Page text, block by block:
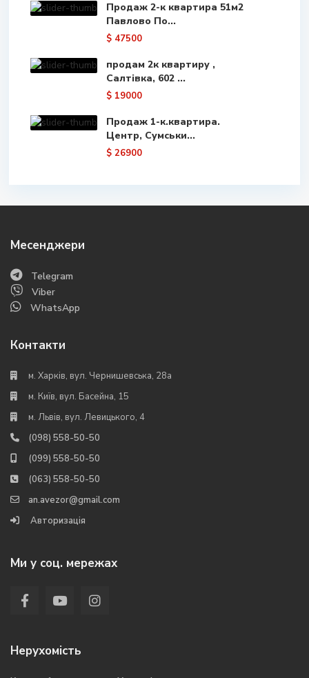
Продаж 2-к квартира 51м2
Павлово По...
$ 47500
продам 2к квартиру ,
Салтівка, 602 ...
$ 19000
Продаж 1-к.квартира.
Центр, Сумськи...
$ 26900
Месенджери
Telegram
Viber
WhatsApp
Контакти
м. Харків, вул. Чернишевська, 28а
м. Київ, вул. Басейна, 15
м. Львів, вул. Левицького, 4
(098) 558-50-50
(099) 558-50-50
(063) 558-50-50
an.avezor@gmail.com
Авторизація
Ми у соц. мережах
Нерухомість